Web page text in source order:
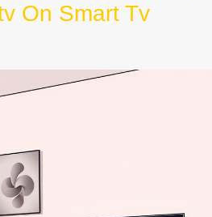
On Smart Tv